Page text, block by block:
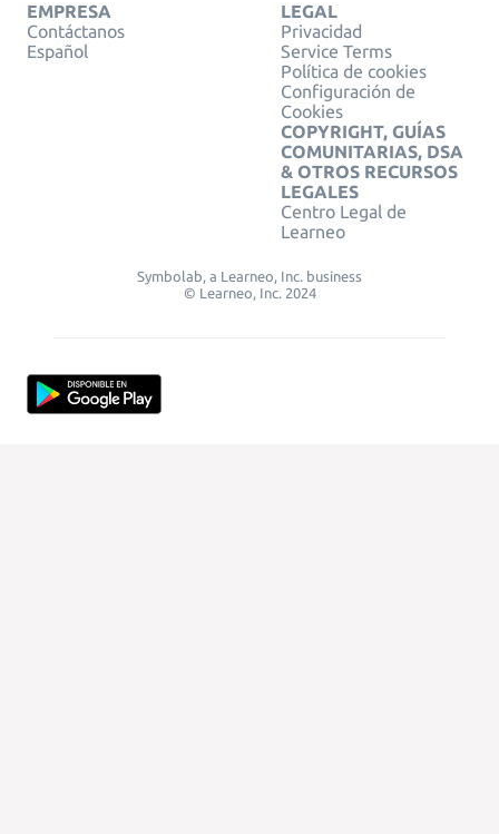
EMPRESA
Contáctanos
Español
LEGAL
Privacidad
Service Terms
Política de cookies
Configuración de
Cookies
COPYRIGHT, GUÍAS
COMUNITARIAS, DSA
& OTROS RECURSOS
LEGALES
Centro Legal de
Learneo
Symbolab, a Learneo, Inc. business
© Learneo, Inc. 2024